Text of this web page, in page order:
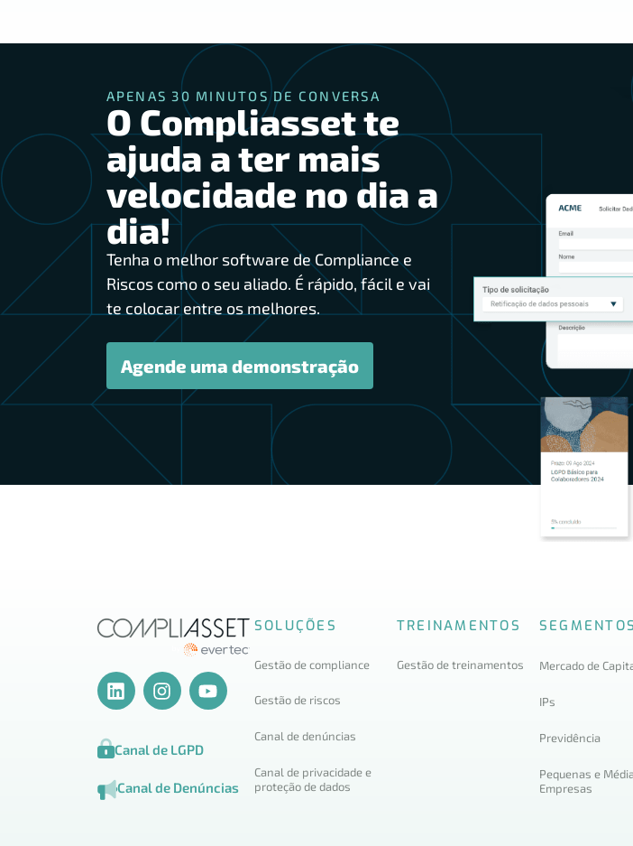
APENAS 30 MINUTOS DE CONVERSA
O Compliasset te
ajuda a ter mais
velocidade no dia a
dia!
Tenha o melhor software de Compliance e
Riscos como o seu aliado. É rápido, fácil e vai
te colocar entre os melhores.
Agende uma demonstração
Canal de LGPD
Canal de Denúncias
SOLUÇÕES
Gestão de compliance
Gestão de riscos
Canal de denúncias
Canal de privacidade e
proteção de dados
TREINAMENTOS
Gestão de treinamentos
SEGMENTOS
Mercado de
IPs
Previdência
Pequenas e
Empresas